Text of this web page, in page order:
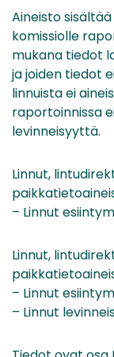
Aineisto
komissiolle
mukana tiedot
ja joiden tiedot
linnuista ei
raportoinnissa
levinneisyyttä.
Linnut,
– Linnut
Linnut,
– Linnut
– Linnut